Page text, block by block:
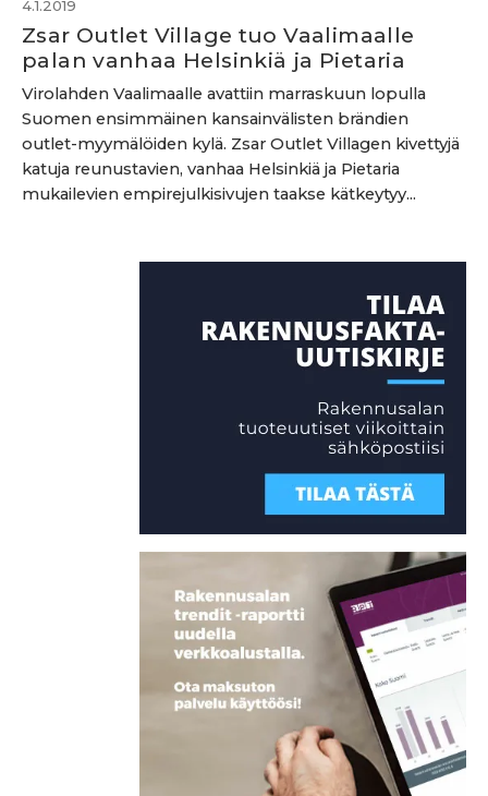
4.1.2019
Zsar Outlet Village tuo Vaalimaalle
palan vanhaa Helsinkiä ja Pietaria
Virolahden Vaalimaalle avattiin marraskuun lopulla
Suomen ensimmäinen kansainvälisten brändien
outlet-myymälöiden kylä. Zsar Outlet Villagen kivettyjä
katuja reunustavien, vanhaa Helsinkiä ja Pietaria
mukailevien empirejulkisivujen taakse kätkeytyy...